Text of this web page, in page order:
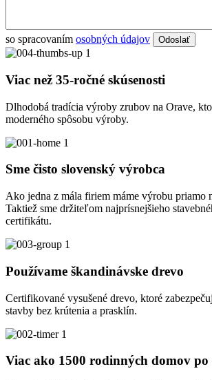
so spracovaním osobných údajov Odoslať
Viac než 35-ročné skúsenosti
Dlhodobá tradícia výroby zrubov na Orave,
moderného spôsobu výroby.
Sme čisto slovenský výrobca
Ako jedna z mála firiem máme výrobu priamo
Taktiež sme držiteľom najprísnejšieho
certifikátu.
Používame škandinávske drevo
Certifikované vysušené drevo, ktoré
stavby bez krútenia a prasklín.
Viac ako 1500 rodinných domov po